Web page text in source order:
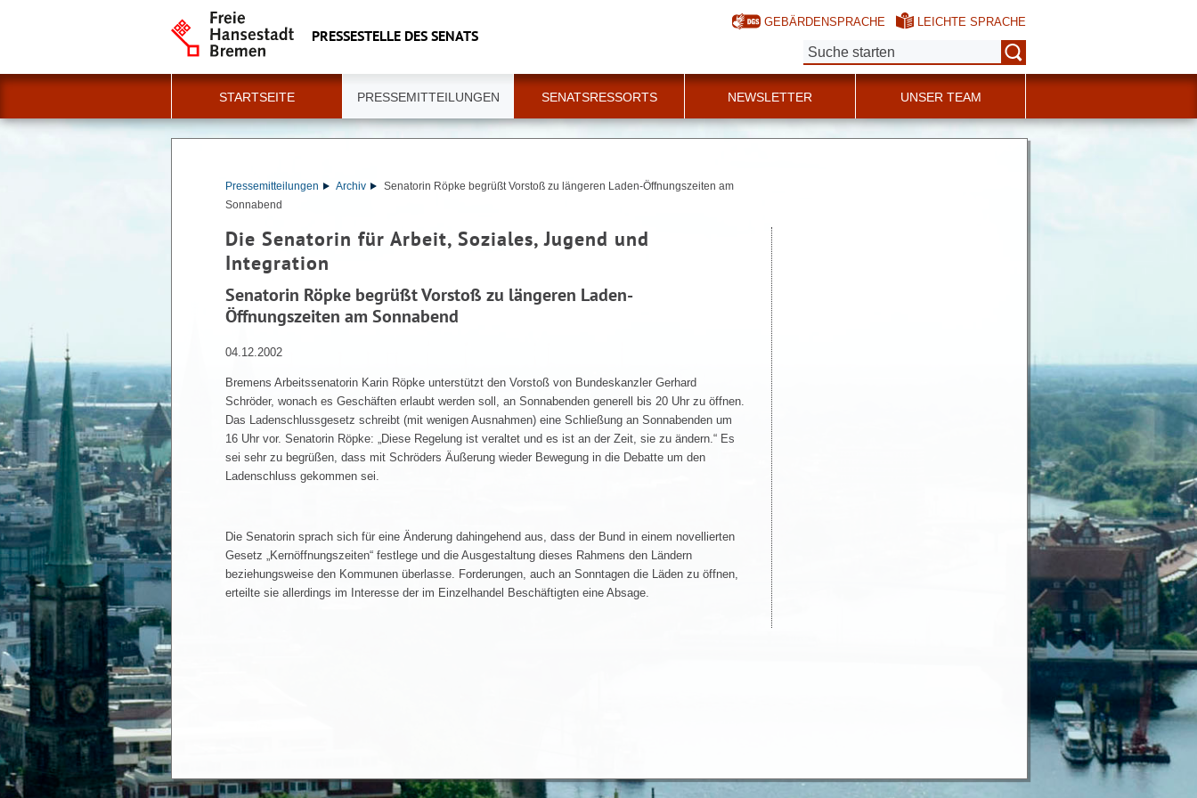
PRESSESTELLE DES SENATS
GEBÄRDENSPRACHE
LEICHTE SPRACHE
Suche:
STARTSEITE PRESSEMITTEILUNGEN SENATSRESSORTS NEWSLETTER UNSER TEAM
Pressemitteilungen Archiv
Senatorin Röpke begrüßt Vorstoß zu längeren Laden-Öffnungszeiten am
Sonnabend
Die Senatorin für Arbeit, Soziales, Jugend und
Integration
Senatorin Röpke begrüßt Vorstoß zu längeren Laden-
Öffnungszeiten am Sonnabend
04.12.2002
Bremens Arbeitssenatorin Karin Röpke unterstützt den Vorstoß von Bundeskanzler Gerhard
Schröder, wonach es Geschäften erlaubt werden soll, an Sonnabenden generell bis 20 Uhr zu öffnen.
Das Ladenschlussgesetz schreibt (mit wenigen Ausnahmen) eine Schließung an Sonnabenden um
16 Uhr vor. Senatorin Röpke: „Diese Regelung ist veraltet und es ist an der Zeit, sie zu ändern.“ Es
sei sehr zu begrüßen, dass mit Schröders Äußerung wieder Bewegung in die Debatte um den
Ladenschluss gekommen sei.
Die Senatorin sprach sich für eine Änderung dahingehend aus, dass der Bund in einem novellierten
Gesetz „Kernöffnungszeiten“ festlege und die Ausgestaltung dieses Rahmens den Ländern
beziehungsweise den Kommunen überlasse. Forderungen, auch an Sonntagen die Läden zu öffnen,
erteilte sie allerdings im Interesse der im Einzelhandel Beschäftigten eine Absage.